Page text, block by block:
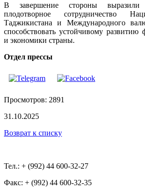
В завершение стороны выразили
плодотворное сотрудничество
Таджикистана и Международного
способствовать устойчивому развитию
и экономики страны.
Отдел прессы
Просмотров: 2891
31.10.2025
Возврат к списку
Тел.: + (992) 44 600-32-27
Факс: + (992) 44 600-32-35